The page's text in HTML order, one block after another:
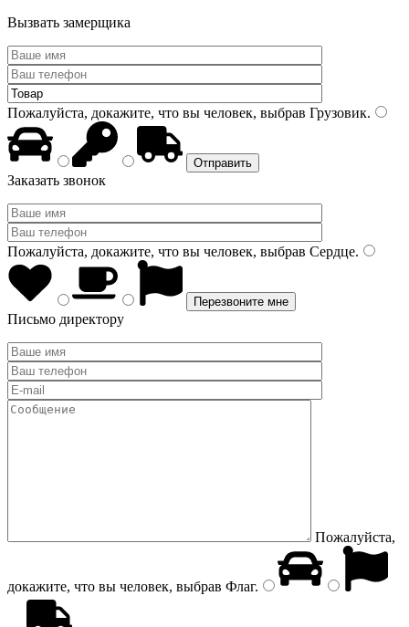
Вызвать замерщика
Пожалуйста, докажите, что вы человек, выбрав Грузовик.
Заказать звонок
Пожалуйста, докажите, что вы человек, выбрав Сердце.
Письмо директору
Пожалуйста,
докажите, что вы человек, выбрав Флаг.